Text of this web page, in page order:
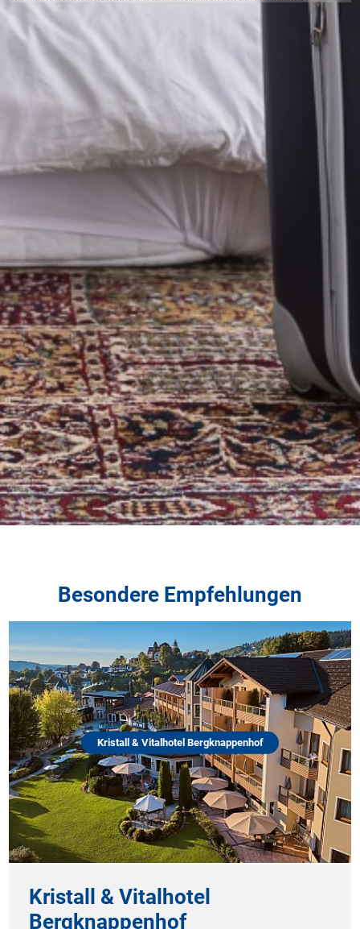
Besondere Empfehlungen
Kristall & Vitalhotel Bergknappenhof
Kristall & Vitalhotel
Bergknappenhof